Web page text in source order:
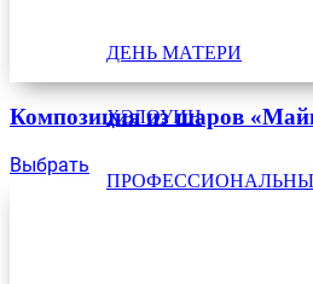
ДЕНЬ МАТЕРИ
ХЭЛОУИН
Композиция из шаров
Выбрать